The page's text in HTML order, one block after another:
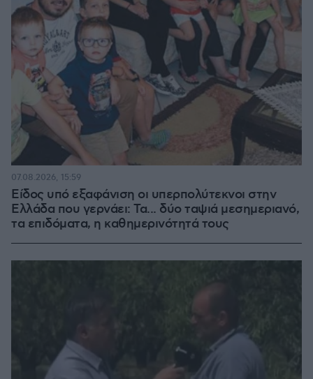
Είδος υπό εξαφάνιση οι υπερπολύτεκνοι στην
Ελλάδα που γερνάει: Τα... δύο ταψιά μεσημεριανό,
τα επιδόματα, η καθημερινότητά τους
07.08.2026, 15:59